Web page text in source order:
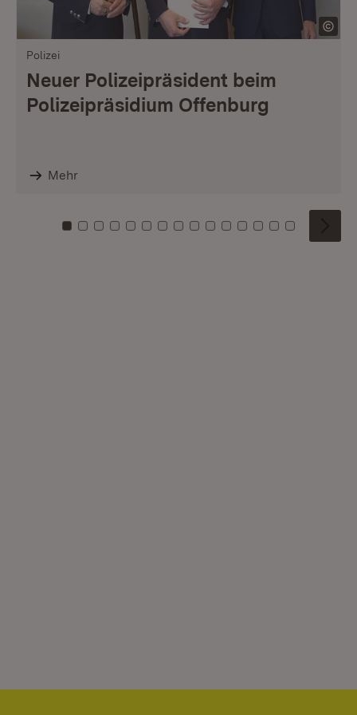
Polizei
Neuer Polizeipräsident beim
Polizeipräsidium Offenburg
Mehr
Zu Kachel: 0
Zu Kachel: 1
Zu Kachel: 2
Zu Kachel: 3
Zu Kachel: 4
Zu Kachel: 5
Zu Kachel: 6
Zu Kachel: 7
Zu Kachel: 8
Zu Kachel: 9
Zu Kachel: 10
Zu Kachel: 11
Zu Kachel: 12
Zu Kachel:
Zu